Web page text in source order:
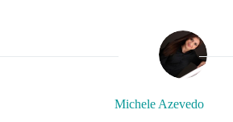
Michele Azevedo